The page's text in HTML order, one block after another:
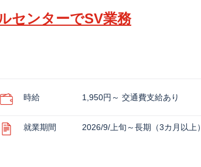
センターでSV業務
時給 1,950円～ 交通費支給あり
就業期間 2026/9/上旬～長期（3カ月以上）